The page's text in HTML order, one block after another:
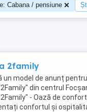
Cabana / pensiune
2family
un model de anunț
din centrul
- Oază de
confortul și